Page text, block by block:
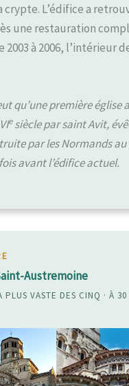
crypte. L’édifice a
une restauration
à 2006, l’intérieur
qu’une première église
esiècle par saint Avit,
par les Normands au
avant l’édifice actuel.
Austremoine
PLUS VASTE DES CINQ · À 30